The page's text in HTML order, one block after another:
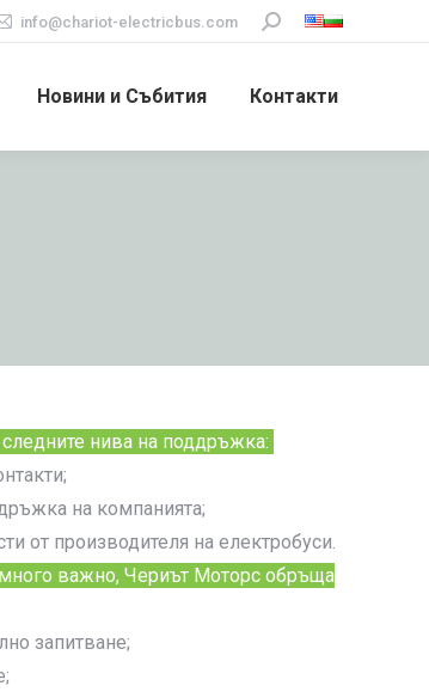
info@chariot-electricbus.com Search:
Новини и Събития Контакти
нива на поддръжка:
на компанията;
от производителя на електробуси.
важно, Чериът Моторс обръща
запитване;